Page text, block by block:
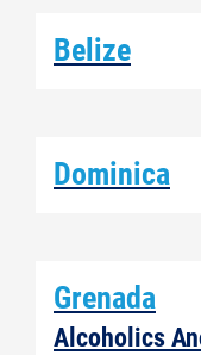
Belize
Dominica
Grenada
Alcoholics